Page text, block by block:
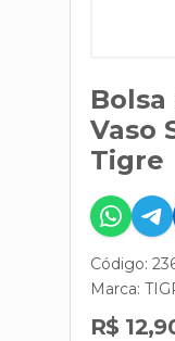
Bolsa
Vaso
Tigre
Código:
Marca:
R$